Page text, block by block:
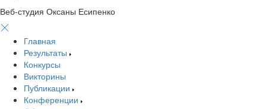
Веб-студия Оксаны Есипенко
Главная
Результаты
Конкурсы
Викторины
Публикации
Конференции